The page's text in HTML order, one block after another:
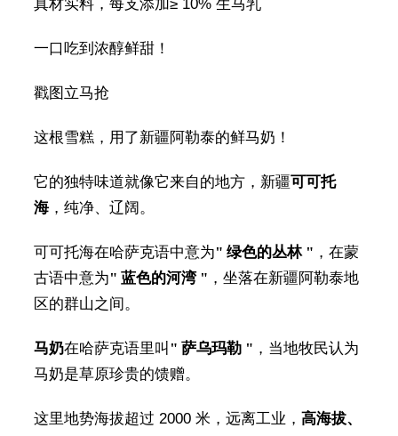
真材实料，每支添加≥ 10% 生马乳
一口吃到浓醇鲜甜！
戳图立马抢
这根雪糕，用了新疆阿勒泰的鲜马奶！
它的独特味道就像它来自的地方，新疆可可托
海，纯净、辽阔。
可可托海在哈萨克语中意为" 绿色的丛林 " ，在蒙
古语中意为" 蓝色的河湾 " ，坐落在新疆阿勒泰地
区的群山之间。
马奶在哈萨克语里叫 " 萨乌玛勒 " ，当地牧民认为
马奶是草原珍贵的馈赠。
这里地势海拔超过 2000 米，远离工业， 高海拔、